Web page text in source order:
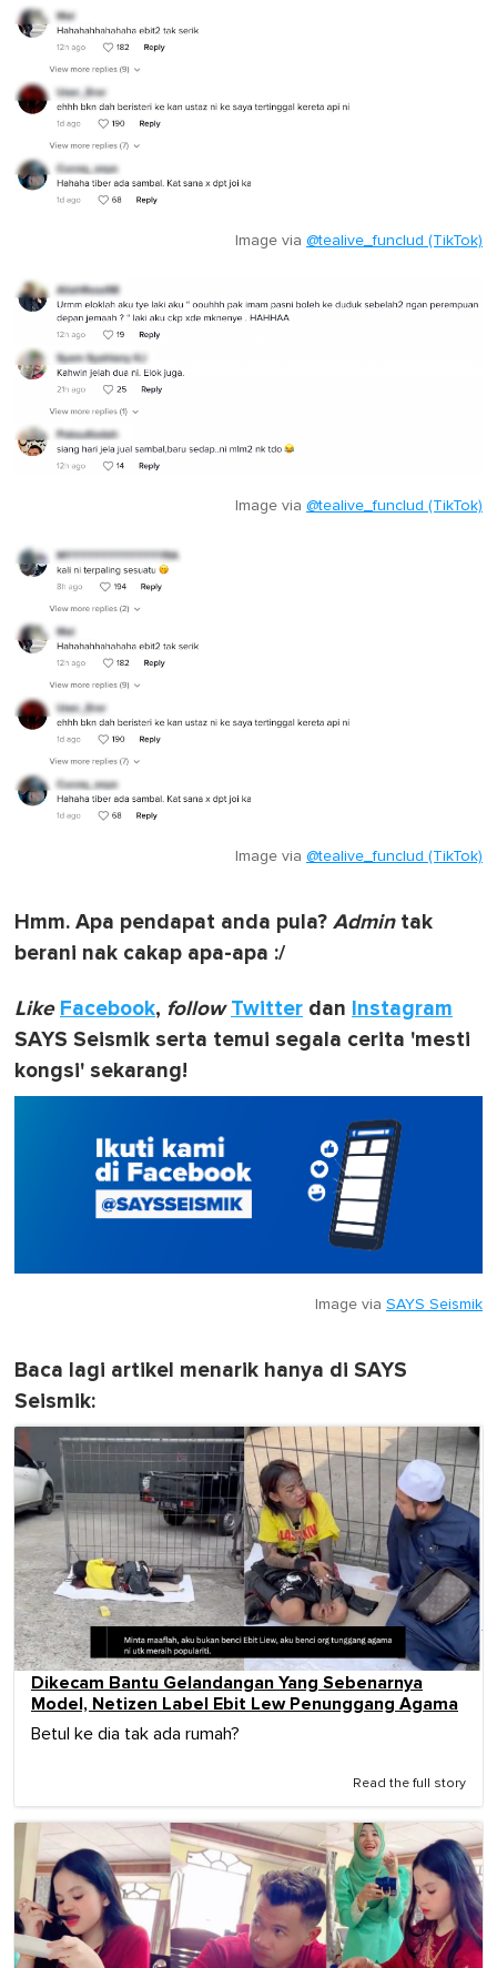
Image via @tealive_funclud (TikTok)
Image via @tealive_funclud (TikTok)
Image via @tealive_funclud (TikTok)
Hmm. Apa pendapat anda pula? Admintak
berani nak cakap apa-apa :/
Like Facebook, follow Twitter dan Instagram
SAYS Seismik serta temui segala cerita 'mesti
kongsi' sekarang!
Image via SAYS Seismik
Baca lagi artikel menarik hanya di SAYS
Seismik:
Dikecam Bantu Gelandangan Yang Sebenarnya
Model, Netizen Label Ebit Lew Penunggang Agama
Betul ke dia tak ada rumah?
Read the full story